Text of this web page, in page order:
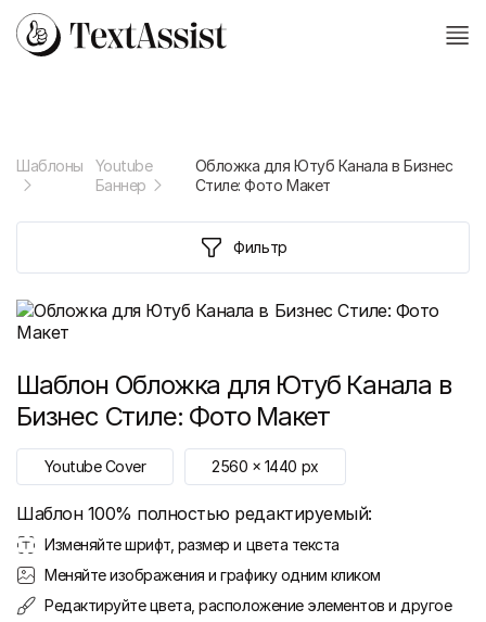
Шаблоны
Youtube
Баннер
Обложка для Ютуб Канала в Бизнес
Стиле: Фото Макет
Фильтр
Шаблон Обложка для Ютуб Канала в
Бизнес Стиле: Фото Макет
Youtube Cover 2560 x 1440 px
Шаблон 100% полностью редактируемый:
Изменяйте шрифт, размер и цвета текста
Меняйте изображения и графику одним кликом
Редактируйте цвета, расположение элементов и другое